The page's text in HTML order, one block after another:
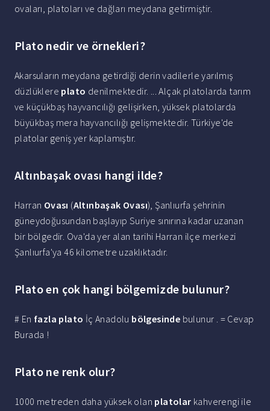
ovaları, platoları ve dağları meydana getirmiştir.
Plato nedir ve örnekleri?
Akarsuların meydana getirdiği derin vadilerle yarılmış
düzlüklere plato denilmektedir. ... Alçak platolarda tarım
ve küçükbaş hayvancılığı gelişirken, yüksek platolarda
büyükbaş mera hayvancılığı gelişmektedir. Türkiye'de
platolar geniş yer kaplamıştır.
Altınbaşak ovası hangi ilde?
Harran Ovası (Altınbaşak Ovası), Şanlıurfa şehrinin
güneydoğusundan başlayıp Suriye sınırına kadar uzanan
bir bölgedir. Ova'da yer alan tarihi Harran ilçe merkezi
Şanlıurfa'ya 46 kilometre uzaklıktadır.
Plato en çok hangi bölgemizde bulunur?
# En fazla plato İç Anadolu bölgesinde bulunur . = Cevap
Burada !
Plato ne renk olur?
1000 metreden daha yüksek olan platolar kahverengi ile